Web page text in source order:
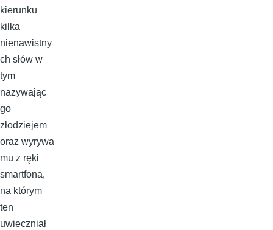
kierunku
kilka
nienawistny
ch słów w
tym
nazywając
go
złodziejem
oraz wyrywa
mu z ręki
smartfona,
na którym
ten
uwieczniał